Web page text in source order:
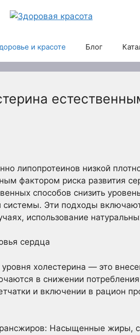
и красоте Блог
липопротеинов низкой
фактором риска развития
способов снизить
системы. Эти подходы
использование
сердца
холестерина — это
в снижении
и включении в рацион
Насыщенные жиры,